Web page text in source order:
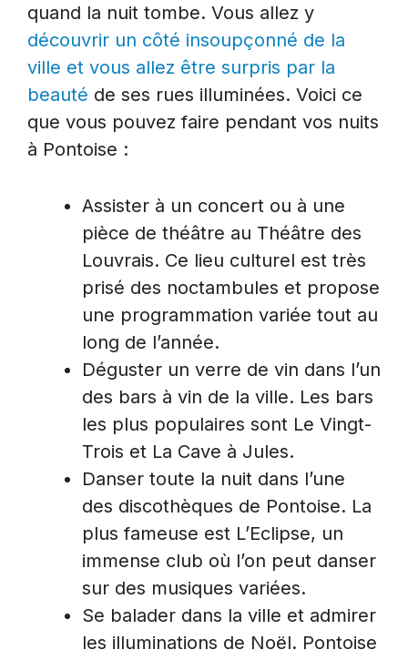
quand la nuit tombe. Vous allez y
découvrir un côté insoupçonné de la
ville et vous allez être surpris par la
beauté de ses rues illuminées. Voici ce
que vous pouvez faire pendant vos nuits
à Pontoise :
Assister à un concert ou à une
pièce de théâtre au Théâtre des
Louvrais. Ce lieu culturel est très
prisé des noctambules et propose
une programmation variée tout au
long de l’année.
Déguster un verre de vin dans l’un
des bars à vin de la ville. Les bars
les plus populaires sont Le Vingt-
Trois et La Cave à Jules.
Danser toute la nuit dans l’une
des discothèques de Pontoise. La
plus fameuse est L’Eclipse, un
immense club où l’on peut danser
sur des musiques variées.
Se balader dans la ville et admirer
les illuminations de Noël. Pontoise